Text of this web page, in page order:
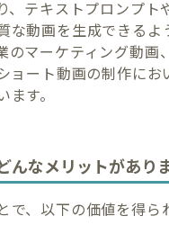
、テキストプロンプト
な動画を生成できるよ
のマーケティング動画
ョート動画の制作にお
す。
んなメリットがあり
で、以下の価値を得ら